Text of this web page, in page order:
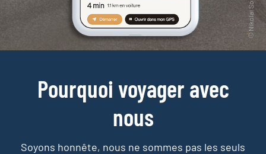
Pourquoi voyager avec
nous
Soyons honnête, nous ne sommes pas les seuls